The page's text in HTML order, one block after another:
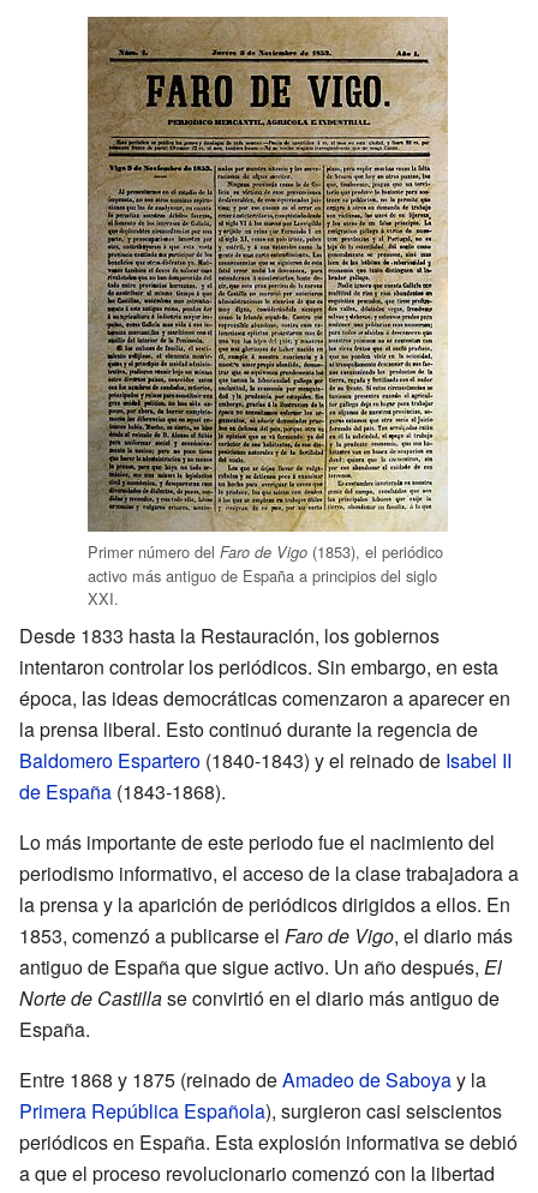
Primer número del Faro de Vigo (1853), el periódico
activo más antiguo de España a principios del siglo
XXI.
Desde 1833 hasta la Restauración, los gobiernos
intentaron controlar los periódicos. Sin embargo, en esta
época, las ideas democráticas comenzaron a aparecer en
la prensa liberal. Esto continuó durante la regencia de
Baldomero Espartero (1840-1843) y el reinado de Isabel II
de España (1843-1868).
Lo más importante de este periodo fue el nacimiento del
periodismo informativo, el acceso de la clase trabajadora a
la prensa y la aparición de periódicos dirigidos a ellos. En
1853, comenzó a publicarse el Faro de Vigo, el diario más
antiguo de España que sigue activo. Un año después, El
Norte de Castillase convirtió en el diario más antiguo de
España.
Entre 1868 y 1875 (reinado deAmadeo de Saboyay la
Primera República Española), surgieron casi seiscientos
periódicos en España. Esta explosión informativa se debió
a que el proceso revolucionario comenzó con la libertad